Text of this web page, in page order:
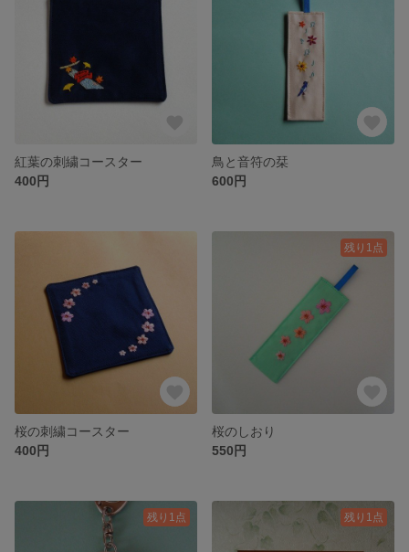
紅葉の刺繍コースター
400円
鳥と音符の栞
600円
桜の刺繍コースター
400円
残り1点
桜のしおり
550円
残り1点 残り1点